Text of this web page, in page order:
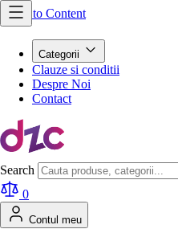
Skip to Content
Categorii
Clauze si conditii
Despre Noi
Contact
Search
0
Contul meu